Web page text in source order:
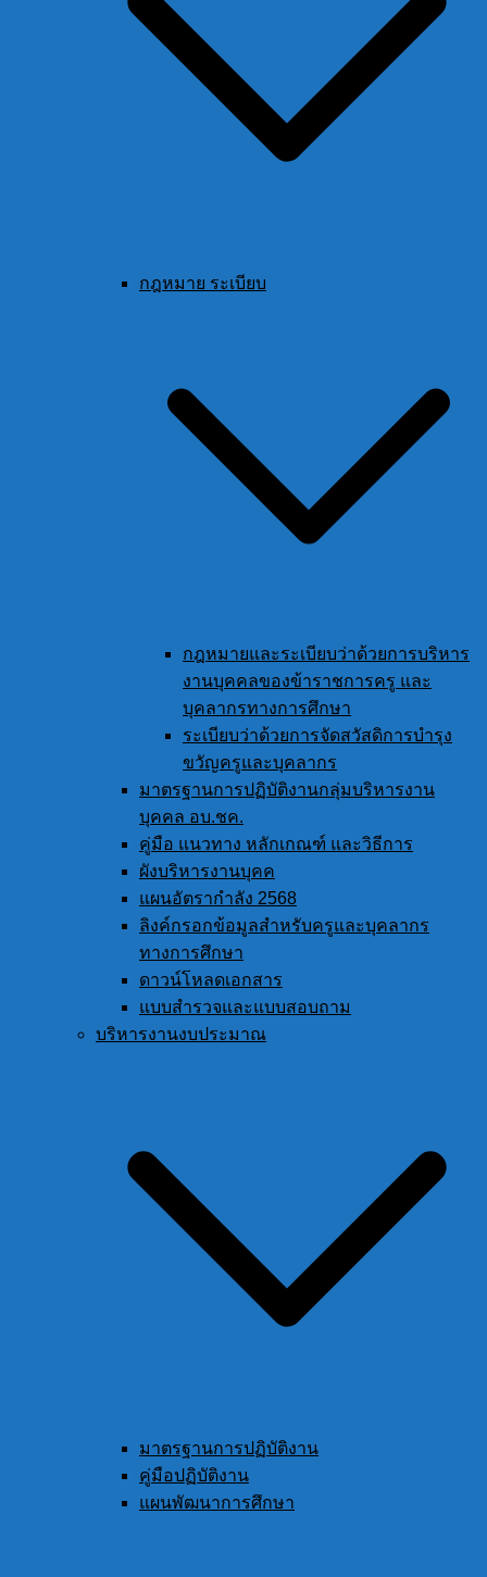
กฎหมาย ระเบียบ
กฎหมายและระเบียบว่าด้วยการบริหาร
งานบุคคลของข้าราชการครู และ
บุคลากรทางการศึกษา
ระเบียบว่าด้วยการจัดสวัสดิการบำรุง
ขวัญครูและบุคลากร
มาตรฐานการปฏิบัติงานกลุ่มบริหารงาน
บุคคล อบ.ชค.
คู่มือ แนวทาง หลักเกณฑ์ และวิธีการ
ผังบริหารงานบุคค
แผนอัตรากำลัง 2568
ลิงค์กรอกข้อมูลสำหรับครูและบุคลากร
ทางการศึกษา
ดาวน์โหลดเอกสาร
แบบสำรวจและแบบสอบถาม
บริหารงานงบประมาณ
มาตรฐานการปฏิบัติงาน
คู่มือปฏิบัติงาน
แผนพัฒนาการศึกษา